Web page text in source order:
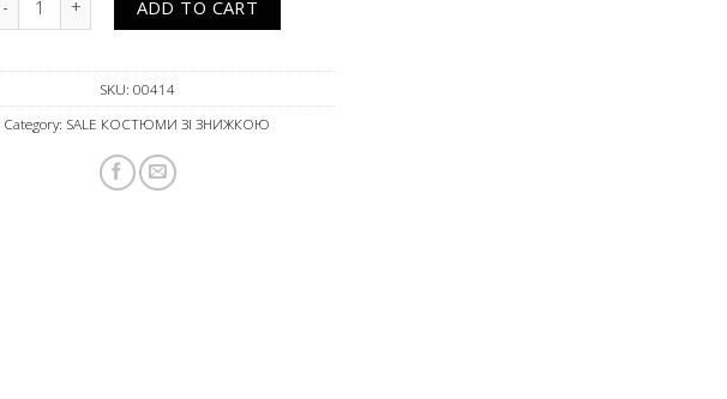
ADD TO CART
SKU: 00414
Category: SALE КОСТЮМИ ЗІ ЗНИЖКОЮ